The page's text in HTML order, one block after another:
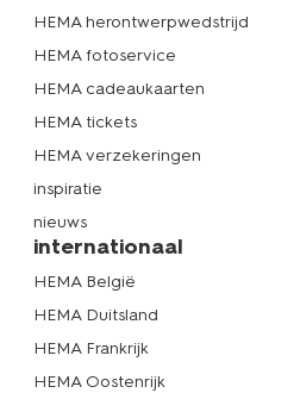
HEMA herontwerpwedstrijd
HEMA fotoservice
HEMA cadeaukaarten
HEMA tickets
HEMA verzekeringen
inspiratie
nieuws
internationaal
HEMA België
HEMA Duitsland
HEMA Frankrijk
HEMA Oostenrijk